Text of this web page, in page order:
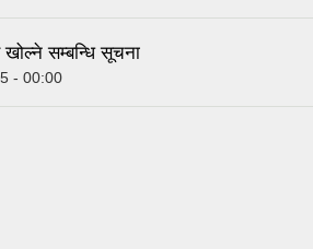
सम्बन्धि सूचना
- 00:00